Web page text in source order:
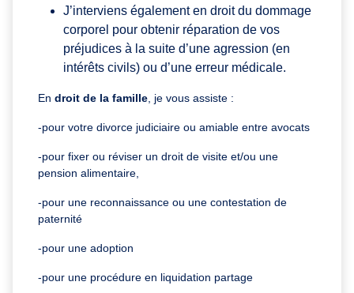
J’interviens également en droit du dommage
corporel pour obtenir réparation de vos
préjudices à la suite d’une agression (en
intérêts civils) ou d’une erreur médicale.
En droit de la famille, je vous assiste :
-pour votre divorce judiciaire ou amiable entre avocats
-pour fixer ou réviser un droit de visite et/ou une
pension alimentaire,
-pour une reconnaissance ou une contestation de
paternité
-pour une adoption
-pour une procédure en liquidation partage